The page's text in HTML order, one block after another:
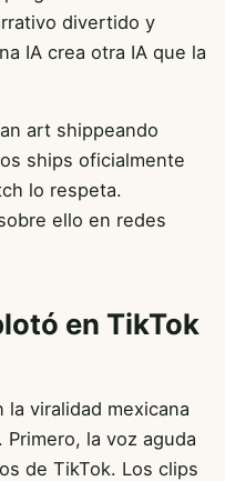
divertido y
IA crea otra IA que la
art shippeando
ships oficialmente
lo respeta.
ello en redes
en TikTok
viralidad mexicana
la voz aguda
de TikTok. Los clips